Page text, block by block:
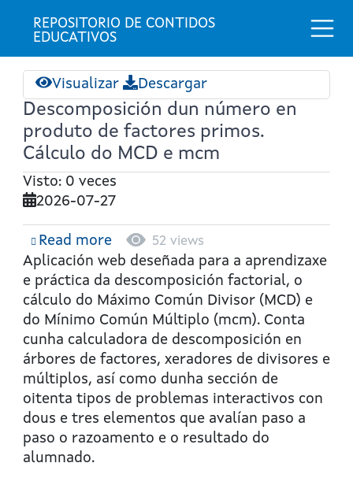
REPOSITORIO DE CONTIDOS
EDUCATIVOS
Visualizar Descargar
Descomposición dun número en
produto de factores primos.
Cálculo do MCD e mcm
Visto: 0 veces
2026-07-27
Read moreabout
Descomposición
dun
número
en
produto
de
factores
primos.
Cálculo
do
52 views
Aplicación web deseñada para a aprendizaxe
e práctica da descomposición factorial, o
cálculo do Máximo Común Divisor (MCD) e
do Mínimo Común Múltiplo (mcm). Conta
cunha calculadora de descomposición en
árbores de factores, xeradores de divisores e
múltiplos, así como dunha sección de
oitenta tipos de problemas interactivos con
dous e tres elementos que avalían paso a
paso o razoamento e o resultado do
alumnado.